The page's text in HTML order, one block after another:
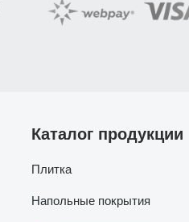
Каталог продукции
Плитка
Напольные покрытия